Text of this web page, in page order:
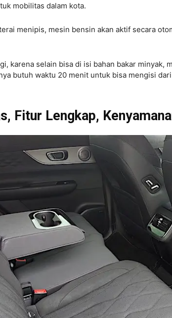
mobilitas dalam kota.
menipis, mesin bensin akan aktif secara
karena selain bisa di isi bahan bakar minyak,
butuh waktu 20 menit untuk bisa mengisi
Fitur Lengkap,